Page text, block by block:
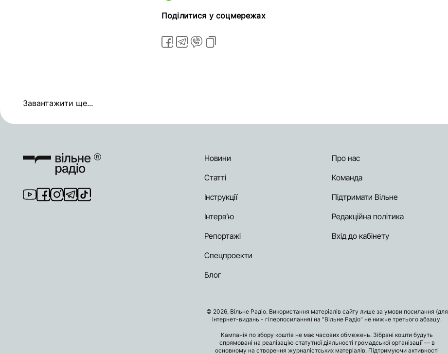
Поділитися у соцмережах
Завантажити ще...
Новини
Статті
Інструкції
Інтерв’ю
Репортажі
Спецпроекти
Блог
Про нас
Команда
Підтримати Вільне
Редакційна політика
Вхід до кабінету
© 2026, Вільне Радіо. Використання матеріалів сайту лише за умови посилання (для
інтернет-видань - гіперпосилання) на "Вільне Радіо" не нижче третього абзацу.
Кампанія по збору коштів не має часових обмежень. Зібрані кошти будуть
спрямовані на реалізацію статутної діяльності громадської організації — в
основному на створення журналістських матеріалів. Підтримуючи активності